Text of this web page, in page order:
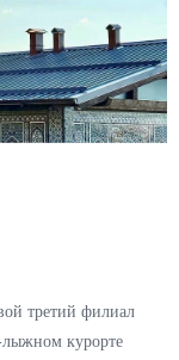
третий филиал
курорте